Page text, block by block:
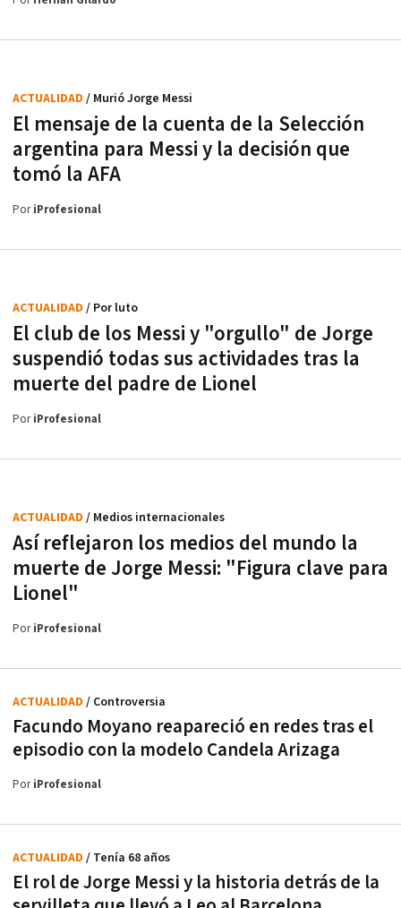
El mensaje de la cuenta de la Selección
argentina para Messi y la decisión que
tomó la AFA
ACTUALIDAD / Murió Jorge Messi
PoriProfesional
El club de los Messi y "orgullo" de Jorge
suspendió todas sus actividades tras la
muerte del padre de Lionel
ACTUALIDAD / Por luto
PoriProfesional
Así reflejaron los medios del mundo la
muerte de Jorge Messi: "Figura clave para
Lionel"
ACTUALIDAD / Medios internacionales
PoriProfesional
Facundo Moyano reapareció en redes tras el
episodio con la modelo Candela Arizaga
ACTUALIDAD / Controversia
PoriProfesional
El rol de Jorge Messi y la historia detrás de la
ACTUALIDAD / Tenía 68 años